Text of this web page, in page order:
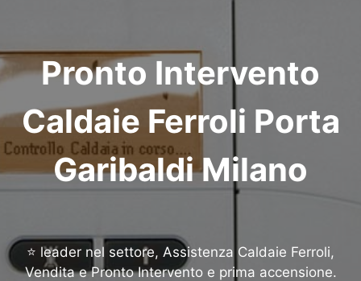
Pronto Intervento
Caldaie Ferroli Porta
Garibaldi Milano
⭐ leader nel settore, Assistenza Caldaie Ferroli,
Vendita e Pronto Intervento e prima accensione.